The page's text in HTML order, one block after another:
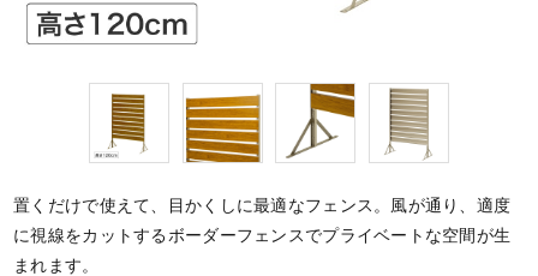
置くだけで使えて、目かくしに最適なフェンス。風が通り、適度
に視線をカットするボーダーフェンスでプライベートな空間が生
まれます。